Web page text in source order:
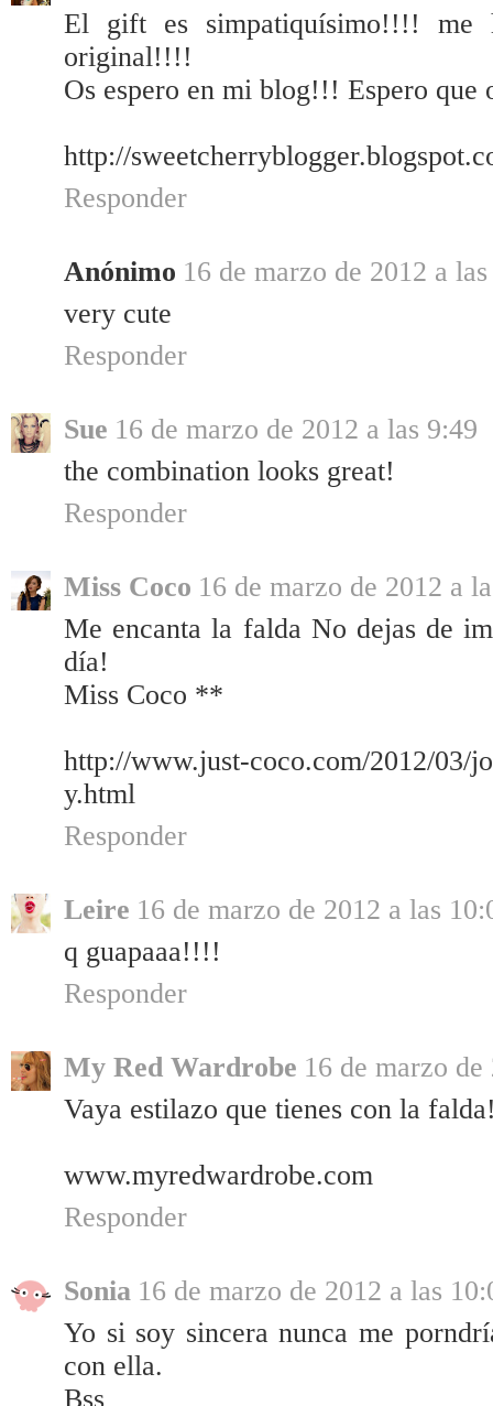
El gift es simpatiquísimo!!!! me
original!!!!
Os espero en mi blog!!! Espero
http://
Responder
Anónimo 16 de marzo de 2012 a
very cute
Responder
Sue 16 de marzo de 2012 a las 9:49
the combination looks great!
Responder
Miss Coco 16 de marzo de 2012 a
Me encanta la falda No dejas de
día!
Miss Coco **
http://www.just-coco.com/2012/03/
y.html
Responder
Leire 16 de marzo de 2012 a las
q guapaaa!!!!
Responder
My Red Wardrobe 16 de marzo
Vaya estilazo que tienes con la
www.myredwardrobe.com
Responder
Sonia 16 de marzo de 2012 a las
Yo si soy sincera nunca me
con ella.
Bss